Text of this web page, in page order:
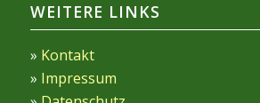
WEITERE LINKS
» Kontakt
» Impressum